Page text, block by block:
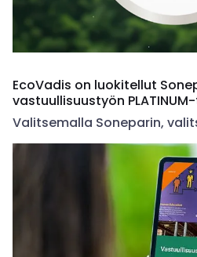
EcoVadis on luokitellut
vastuullisuustyön
Valitsemalla Soneparin,